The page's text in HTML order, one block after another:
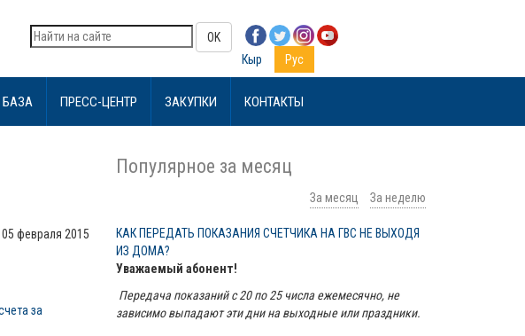
OK
Кыр
Рус
ПРЕСС-ЦЕНТР ЗАКУПКИ КОНТАКТЫ
05 февраля 2015
за
Популярное за месяц
За месяц За неделю
КАК ПЕРЕДАТЬ ПОКАЗАНИЯ СЧЕТЧИКА НА ГВС НЕ ВЫХОДЯ
ИЗ ДОМА?
Уважаемый абонент!
Передача показаний с 20 по 25 числа ежемесячно, не
зависимо выпадают эти дни на выходные или праздники.